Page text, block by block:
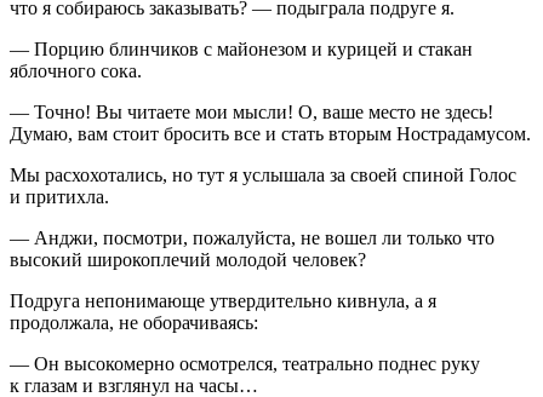
что я собираюсь заказывать? — подыграла подруге я.
— Порцию блинчиков с майонезом и курицей и стакан
яблочного сока.
— Точно! Вы читаете мои мысли! О, ваше место не здесь!
Думаю, вам стоит бросить все и стать вторым Нострадамусом.
Мы расхохотались, но тут я услышала за своей спиной Голос
и притихла.
— Анджи, посмотри, пожалуйста, не вошел ли только что
высокий широкоплечий молодой человек?
Подруга непонимающе утвердительно кивнула, а я
продолжала, не оборачиваясь:
— Он высокомерно осмотрелся, театрально поднес руку
к глазам и взглянул на часы…